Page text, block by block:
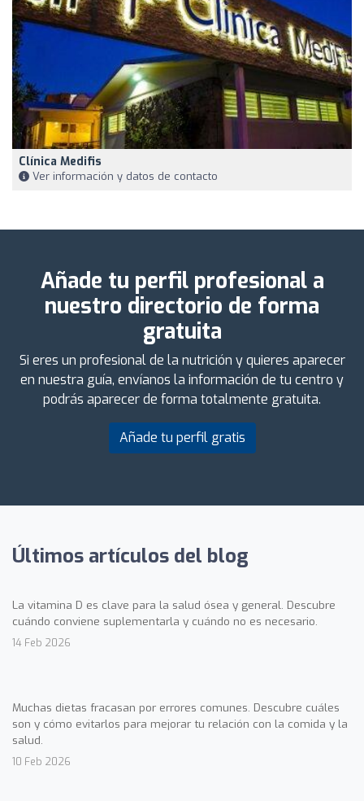
Clínica Medifis
Ver información y datos de contacto
Añade tu perfil profesional a
nuestro directorio de forma
gratuita
Si eres un profesional de la nutrición y quieres aparecer
en nuestra guía, envíanos la información de tu centro y
podrás aparecer de forma totalmente gratuita.
Añade tu perfil gratis
Últimos artículos del blog
La vitamina D es clave para la salud ósea y general. Descubre
cuándo conviene suplementarla y cuándo no es necesario.
14 Feb 2026
Muchas dietas fracasan por errores comunes. Descubre cuáles
son y cómo evitarlos para mejorar tu relación con la comida y la
salud.
10 Feb 2026